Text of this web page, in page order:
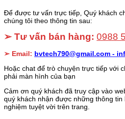
Để được tư vấn trực tiếp, Quý khách
chúng tôi theo thông tin sau:
➢ Tư vấn bán hàng: 0988
➢ Email: bvtech790@gmail.com -
Hoặc chat để trò chuyện trực tiếp với
phải màn hình của bạn
Cảm ơn quý khách đã truy cập vào
quý khách nhận được những thông
nghiệm tuyệt vời trên trang.